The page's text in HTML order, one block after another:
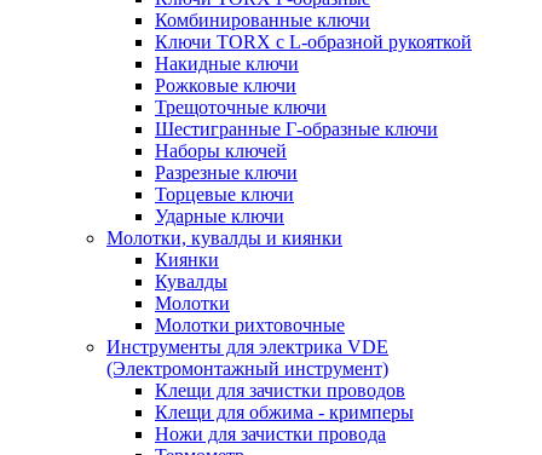
Комбинированные ключи
Ключи TORX с L-образной рукояткой
Накидные ключи
Рожковые ключи
Трещоточные ключи
Шестигранные Г-образные ключи
Наборы ключей
Разрезные ключи
Торцевые ключи
Ударные ключи
Молотки, кувалды и киянки
Киянки
Кувалды
Молотки
Молотки рихтовочные
Инструменты для электрика VDE
(Электромонтажный инструмент)
Клещи для зачистки проводов
Клещи для обжима - кримперы
Ножи для зачистки провода